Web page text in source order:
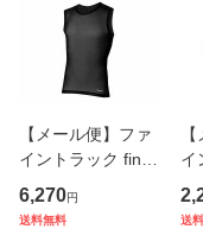
【メール便】ファ
イントラック finetr
ack 機能アンダー
ウェア ドライレイ
6,270円
送料無料
イ
ル
ミ
送